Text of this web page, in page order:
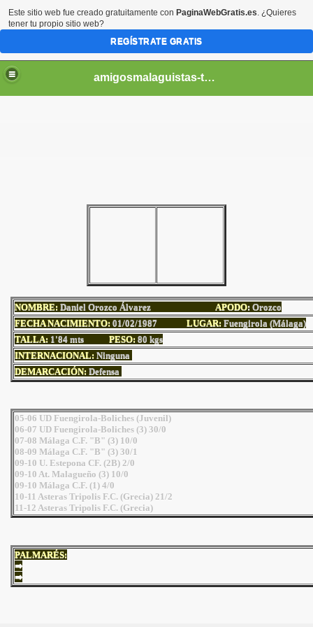
amigosmalaguistas-temporadas
NOMBRE: Daniel Orozco Álvarez APODO: Orozco
FECHA NACIMIENTO: 01/02/1987 LUGAR: Fuengirola (Málaga)
TALLA: 1'84 mts PESO: 80 kgs
INTERNACIONAL: Ninguna
DEMARCACIÓN: Defensa
05-06 UD Fuengirola-Boliches (Juvenil)
06-07 UD Fuengirola-Boliches (3) 30/0
07-08 Málaga C.F. "B" (3) 10/0
08-09 Málaga C.F. "B" (3) 30/1
09-10 U. Estepona CF. (2B) 2/0
09-10 At. Malagueño (3) 10/0
09-10 Málaga C.F. (1) 4/0
10-11 Asteras Tripolis F.C. (Grecia) 21/2
11-12 Asteras Tripolis F.C. (Grecia)
PALMARÉS:
⇒
⇒
Este sitio web fue creado gratuitamente con PaginaWebGratis.es. ¿Quieres
tener tu propio sitio web?
REGÍSTRATE GRATIS